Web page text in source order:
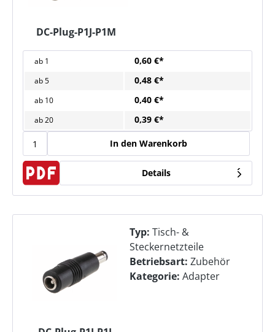
DC-Plug-P1J-P1M
ab 1 0,60 €*
ab5 0,48 €*
ab 10 0,40 €*
ab20 0,39 €*
In den Warenkorb
Details
Typ: Tisch- &
Steckernetzteile
Betriebsart: Zubehör
Kategorie: Adapter